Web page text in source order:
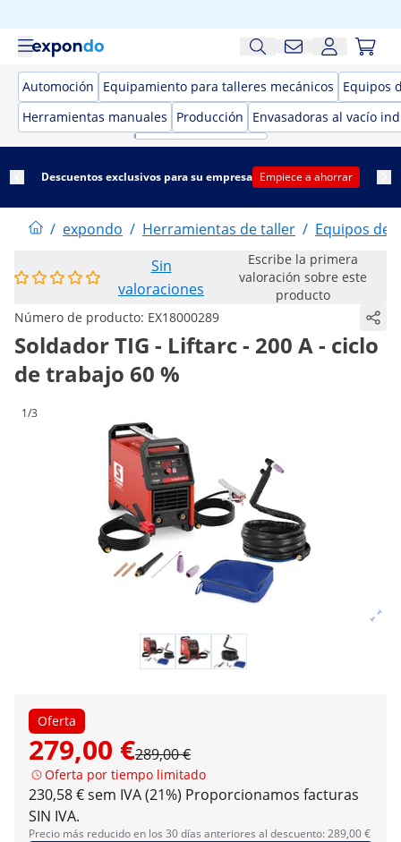
Automoción Equipamiento para talleres mecánicos
Equipos
Herramientas manuales
Producción Envasadoras al vacío
Descuentos exclusivos para su empresa Empiece a ahorrar
/ expondo / Herramientas de taller / Equipos de
Sin
valoraciones
Escribe la primera
valoración sobre este
producto
Número de producto: EX18000289
Soldador TIG - Liftarc - 200 A - ciclo
de trabajo 60 %
1/3
Oferta
279,00 €289,00 €
Oferta por tiempo limitado
230,58 € sem IVA (21%) Proporcionamos facturas
SIN IVA.
Precio más reducido en los 30 días anteriores al descuento: 289,00 €